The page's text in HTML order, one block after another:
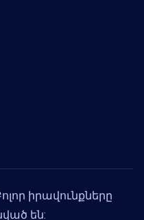
իրավունքները
են: